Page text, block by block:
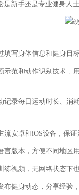
新手还是专业健身人
填写身体信息和健身目
示范和动作识别技术，
录每日运动时长、消
安卓和iOS设备，保证
版本，方便不同地区用
视频，无网络状态下
健身动态，分享经验，